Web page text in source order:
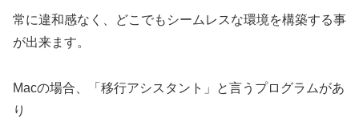
常に違和感なく、どこでもシームレスな環境を構築する事
が出来ます。
Macの場合、「移行アシスタント」と言うプログラムがあ
り